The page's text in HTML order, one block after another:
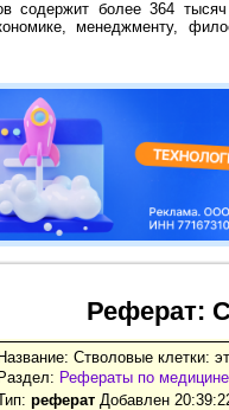
содержит более 364
менеджменту,
Реферат:
Название: Стволовые клетки:
Раздел: Рефераты по медицине
реферат Добавлен